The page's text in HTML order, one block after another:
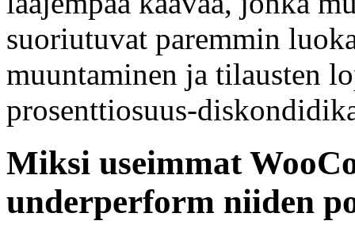
suoriutuvat paremmin
muuntaminen ja tilausten
prosenttiosuus-
Miksi useimmat
underperform niiden